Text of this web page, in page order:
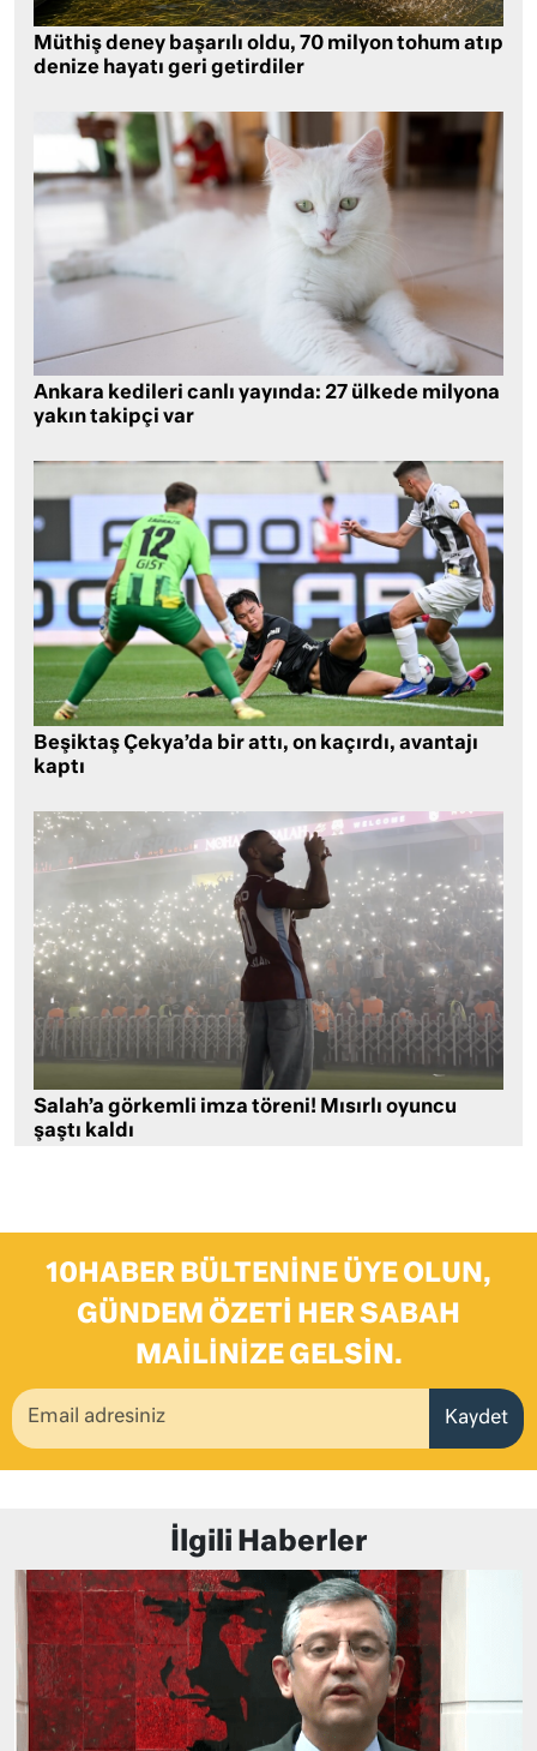
Müthiş deney başarılı oldu, 70 milyon tohum atıp
denize hayatı geri getirdiler
Ankara kedileri canlı yayında: 27 ülkede milyona
yakın takipçi var
Beşiktaş Çekya’da bir attı, on kaçırdı, avantajı
kaptı
Salah’a görkemli imza töreni! Mısırlı oyuncu
şaştı kaldı
10HABER BÜLTENINE ÜYE OLUN,
GÜNDEM ÖZETI HER SABAH
MAILINIZE GELSIN.
Kaydet
İlgili Haberler